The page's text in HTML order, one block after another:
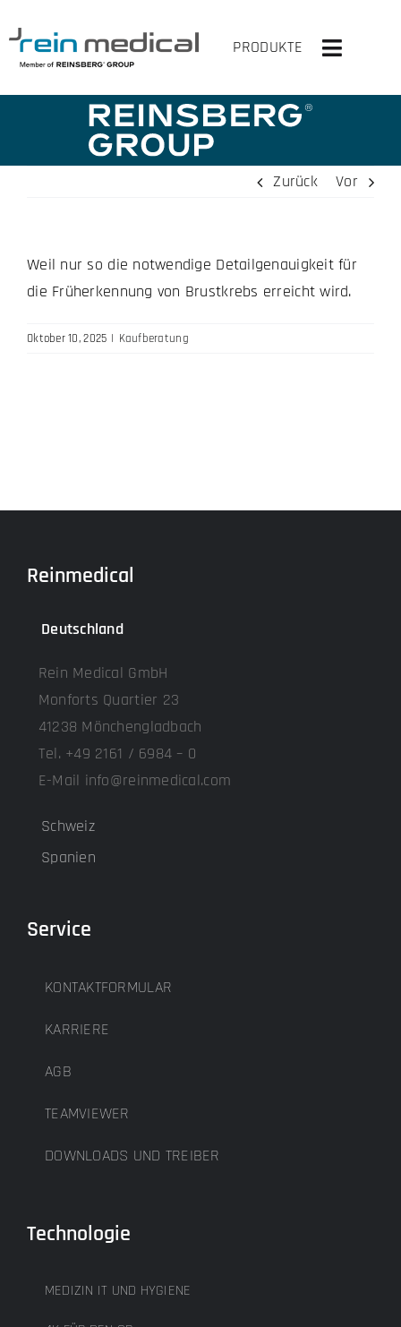
Inhalt
springen
PRODUKTE
Toggle
HOME
LÖSUNGEN
VIRTUELLER OP
Zurück Vor
Weil nur so die notwendige Detailgenauigkeit für
die Früherkennung von Brustkrebs erreicht wird.
Oktober 10, 2025 | Kaufberatung
Reinmedical
Deutschland
Rein Medical GmbH
Monforts Quartier 23
41238 Mönchengladbach
Tel. +49 2161 / 6984 – 0
E-Mail info@reinmedical.com
Schweiz
Spanien
Service
KONTAKTFORMULAR
KARRIERE
AGB
TEAMVIEWER
DOWNLOADS UND TREIBER
Technologie
MEDIZIN IT UND HYGIENE